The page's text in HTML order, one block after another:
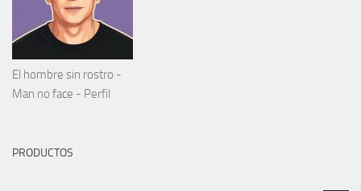
El hombre sin rostro -
Man no face - Perfil
PRODUCTOS